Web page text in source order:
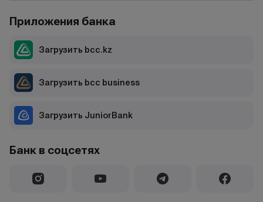
Банк в соцсетях
Приложения банка
Загрузить bcc.kz
Загрузить bcc business
Загрузить JuniorBank